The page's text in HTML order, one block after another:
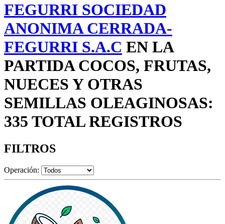
FEGURRI SOCIEDAD
ANONIMA CERRADA-
FEGURRI S.A.C EN LA
PARTIDA COCOS, FRUTAS,
NUECES Y OTRAS
SEMILLAS OLEAGINOSAS:
335 TOTAL REGISTROS
FILTROS
Operación: